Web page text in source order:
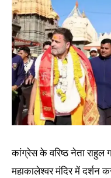
कांग्रेस के वरिष्ठ नेता राहुल
महाकालेश्वर मंदिर में दर्शन